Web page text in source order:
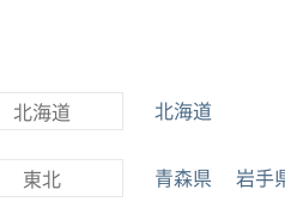
北海道 北海道
東北 青森県 岩手